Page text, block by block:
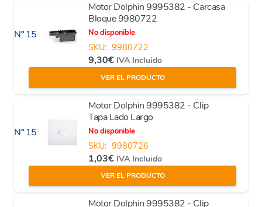
Nº 15
Motor Dolphin 9995382 - Carcasa
Bloque 9980722
No disponible
SKU: 9980722
9,30€ IVA Incluido
VER EL PRODUCTO
Nº 15
Motor Dolphin 9995382 - Clip
Tapa Lado Largo
No disponible
SKU: 9980726
1,03€ IVA Incluido
VER EL PRODUCTO
Motor Dolphin 9995382 - Clip